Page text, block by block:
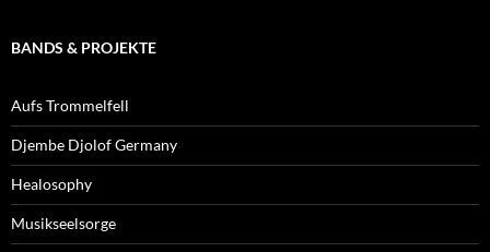
BANDS & PROJEKTE
Aufs Trommelfell
Djembe Djolof Germany
Healosophy
Musikseelsorge